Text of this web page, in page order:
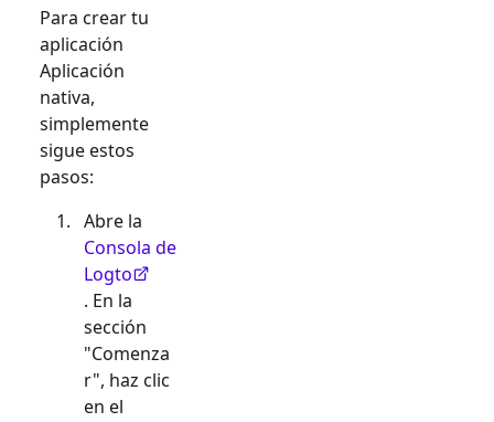
Para crear tu
aplicación
Aplicación
nativa,
simplemente
sigue estos
pasos:
Abre la
Consola de
Logto
. En la
sección
"Comenza
r", haz clic
en el